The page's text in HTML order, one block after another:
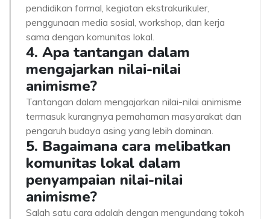
pendidikan formal, kegiatan ekstrakurikuler,
penggunaan media sosial, workshop, dan kerja
sama dengan komunitas lokal.
4. Apa tantangan dalam
mengajarkan nilai-nilai
animisme?
Tantangan dalam mengajarkan nilai-nilai animisme
termasuk kurangnya pemahaman masyarakat dan
pengaruh budaya asing yang lebih dominan.
5. Bagaimana cara melibatkan
komunitas lokal dalam
penyampaian nilai-nilai
animisme?
Salah satu cara adalah dengan mengundang tokoh